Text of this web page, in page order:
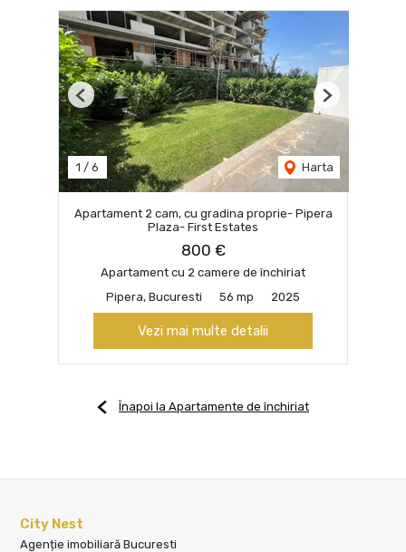
1 / 6 Harta
Previous Next
Apartament 2 cam, cu gradina proprie- Pipera
Plaza- First Estates
800 €
Apartament cu 2 camere de închiriat
Pipera, Bucuresti
56 mp 2025
Vezi mai multe detalii
Înapoi la Apartamente de închiriat
City Nest
Agenție imobiliară Bucuresti